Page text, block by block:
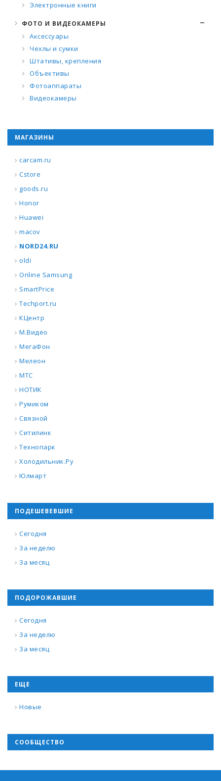
Электронные книги
ФОТО И ВИДЕОКАМЕРЫ
Аксессуары
Чехлы и сумки
Штативы, крепления
Объективы
Фотоаппараты
Видеокамеры
МАГАЗИНЫ
carcam.ru
Cstore
goods.ru
Honor
Huawei
macov
NORD24.RU
oldi
Online Samsung
SmartPrice
Techport.ru
КЦентр
М.Видео
МегаФон
Мелеон
МТС
НОТИК
Румиком
Связной
Ситилинк
Технопарк
Холодильник.Ру
Юлмарт
ПОДЕШЕВЕВШИЕ
Сегодня
За неделю
За месяц
ПОДОРОЖАВШИЕ
Сегодня
За неделю
За месяц
ЕЩЕ
Новые
СООБЩЕСТВО